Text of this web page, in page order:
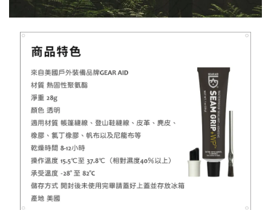
【MYSTIC】潮流T恤 舒適涼感 土耳其棉
NT$ 899
NT$ 1,080
+
加入購物車